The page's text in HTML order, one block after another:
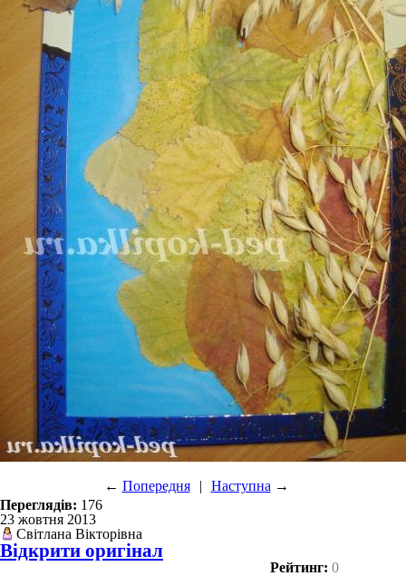
← Попередня | Наступна →
Переглядів: 176
23 жовтня 2013
Світлана Вікторівна
Відкрити оригінал
Рейтинг: 0